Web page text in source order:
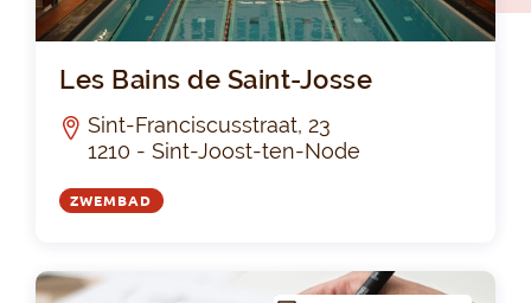
Les Bains de Saint-Josse
Sint-Franciscusstraat, 23
1210 - Sint-Joost-ten-Node
ZWEMBAD